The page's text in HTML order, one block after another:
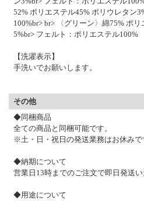
52% ポリエステル45% ポリウレタン
100%br> br> 〈グリーン〉綿75% ポ
5%br> フェルト：ポリエステル100%
【洗濯表示】
手洗いでお願いします。
その他
◆同梱商品
全ての商品と同梱可能です。
※土・日・祝日の発送業務はお休みで
◆納期について
営業日13時までのご注文で即日発送い
◆用途について